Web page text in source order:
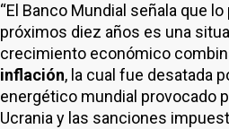
“El Banco Mundial señala que
próximos diez años es una
crecimiento económico
inflación, la cual fue desatada
energético mundial provocado
Ucrania y las sanciones